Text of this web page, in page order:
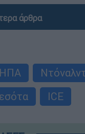
άρθρα
ΗΠΑ
ICE